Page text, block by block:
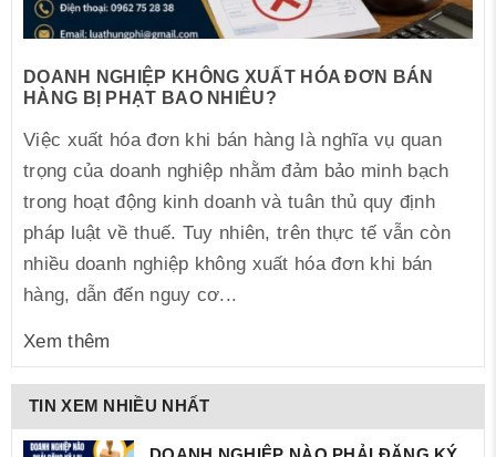
DOANH NGHIỆP KHÔNG XUẤT HÓA ĐƠN BÁN
HÀNG BỊ PHẠT BAO NHIÊU?
Việc xuất hóa đơn khi bán hàng là nghĩa vụ quan
trọng của doanh nghiệp nhằm đảm bảo minh bạch
trong hoạt động kinh doanh và tuân thủ quy định
pháp luật về thuế. Tuy nhiên, trên thực tế vẫn còn
nhiều doanh nghiệp không xuất hóa đơn khi bán
hàng, dẫn đến nguy cơ...
Xem thêm
TIN XEM NHIỀU NHẤT